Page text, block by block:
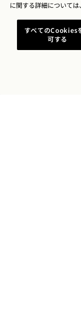
あなたが
に関する詳細については、
すべてのCookies
可する